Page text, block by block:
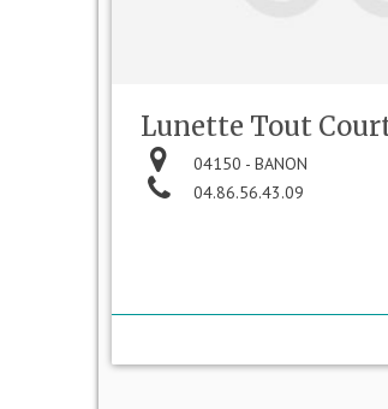
Lunette Tout
04150 - BANON
04.86.56.43.09